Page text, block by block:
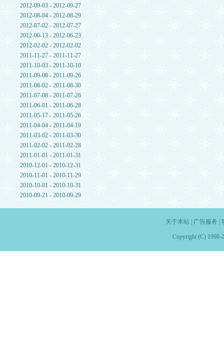
2012-09-03 - 2012-09-27
2012-08-04 - 2012-08-29
2012-07-02 - 2012-07-27
2012-06-13 - 2012-06-23
2012-02-02 - 2012-02-02
2011-11-27 - 2011-11-27
2011-10-03 - 2011-10-10
2011-09-08 - 2011-09-26
2011-08-02 - 2011-08-30
2011-07-08 - 2011-07-26
2011-06-01 - 2011-06-28
2011-05-17 - 2011-05-26
2011-04-04 - 2011-04-19
2011-03-02 - 2011-03-30
2011-02-02 - 2011-02-28
2011-01-01 - 2011-01-31
2010-12-01 - 2010-12-31
2010-11-01 - 2010-11-29
2010-10-01 - 2010-10-31
2010-09-21 - 2010-09-29
关于本站| 广告服务
Copyright (C) 1998-